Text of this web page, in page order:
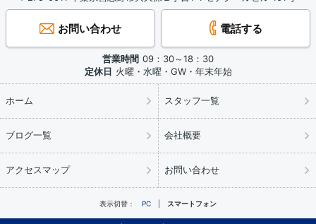
お問い合わせ 電話する
営業時間 09：30～18：30
定休日 火曜・水曜・GW・年末年始
ホーム スタッフ一覧
ブログ一覧 会社概要
アクセスマップ お問い合わせ
表示切替： PC スマートフォン